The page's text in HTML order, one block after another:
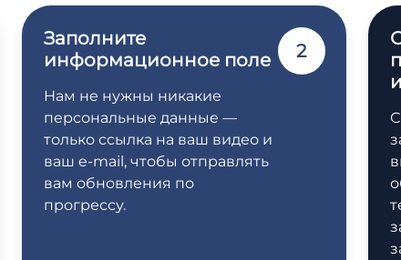
Заполните
информационное поле
Нам не нужны никакие
персональные данные —
только ссылка на ваш видео и
ваш e-mail, чтобы отправлять
вам обновления по
прогрессу.
2